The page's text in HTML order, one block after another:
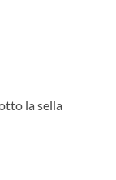
la sella